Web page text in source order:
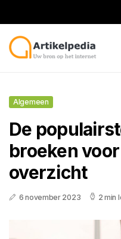
Algemeen
De
broeken
overzicht
6 november 2023 2 min